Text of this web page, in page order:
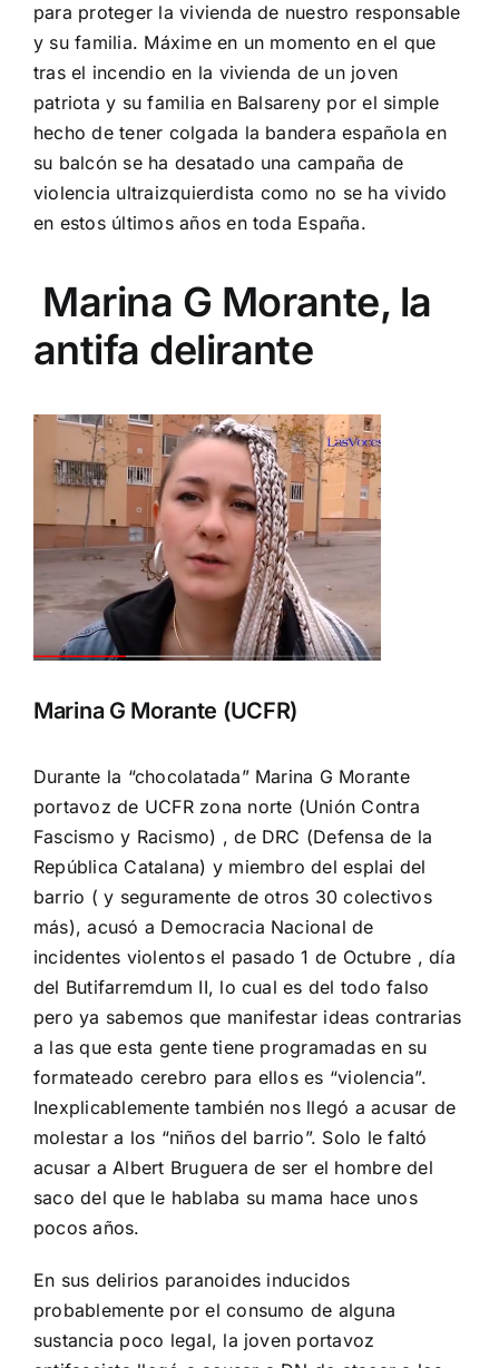
para proteger la vivienda de nuestro responsable
y su familia. Máxime en un momento en el que
tras el incendio en la vivienda de un joven
patriota y su familia en Balsareny por el simple
hecho de tener colgada la bandera española en
su balcón se ha desatado una campaña de
violencia ultraizquierdista como no se ha vivido
en estos últimos años en toda España.
Marina G Morante, la
antifa delirante
Marina G Morante (UCFR)
Durante la “chocolatada” Marina G Morante
portavoz de UCFR zona norte (Unión Contra
Fascismo y Racismo) , de DRC (Defensa de la
República Catalana) y miembro del esplai del
barrio ( y seguramente de otros 30 colectivos
más), acusó a Democracia Nacional de
incidentes violentos el pasado 1 de Octubre , día
del Butifarremdum II, lo cual es del todo falso
pero ya sabemos que manifestar ideas contrarias
a las que esta gente tiene programadas en su
formateado cerebro para ellos es “violencia”.
Inexplicablemente también nos llegó a acusar de
molestar a los “niños del barrio”. Solo le faltó
acusar a Albert Bruguera de ser el hombre del
saco del que le hablaba su mama hace unos
pocos años.
En sus delirios paranoides inducidos
probablemente por el consumo de alguna
sustancia poco legal, la joven portavoz